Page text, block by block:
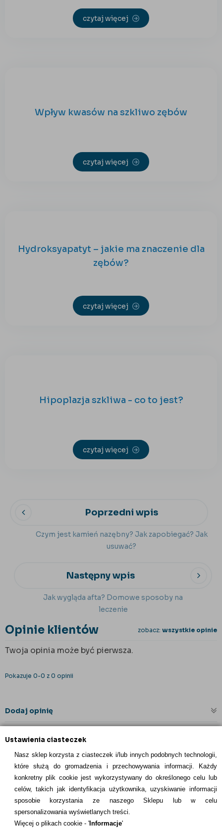
Ustawienia ciasteczek
Nasz sklep korzysta z ciasteczek i/lub innych podobnych technologii,
które służą do gromadzenia i przechowywania informacji. Każdy
konkretny plik cookie jest wykorzystywany do określonego celu lub
celów, takich jak identyfikacja użytkownika, uzyskiwanie informacji
sposobie korzystania ze naszego Sklepu lub w celu
spersonalizowania wyświetlanych treści.
Więcej o plikach cookie - 'Informacje'
czytaj więcej
Wpływ kwasów na szkliwo zębów
czytaj więcej
Hydroksyapatyt – jakie ma znaczenie dla
zębów?
czytaj więcej
Hipoplazja szkliwa - co to jest?
czytaj więcej
Poprzedni wpis
Czym jest kamień nazębny? Jak zapobiegać? Jak
usuwać?
Następny wpis
Jak wygląda afta? Domowe sposoby na
leczenie
Opinie klientów zobacz: wszystkie opinie
Twoja opinia może być pierwsza.
Pokazuje 0-0 z 0 opinii
Dodaj opinię
INFORMACJE KONTAKTOWE
Informacje